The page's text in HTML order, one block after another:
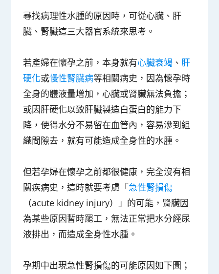
尋找病理性水腫的原因時，可從心臟、肝
臟、腎臟這三大器官系統來思考。
若產婦在懷孕之前，本身就有心臟衰竭 、 肝
硬化或慢性腎臟病等相關病史，因為懷孕時
全身的體液量增加，心臟或腎臟無法負擔；
或因肝硬化以致肝臟製造白蛋白的能力下
降，使得水分不易留在血管內，容易滲到組
織間隙去，就有可能造成全身性的水腫。
但若孕婦在懷孕之前都很健康，完全沒有相
關疾病史，這時就要考慮「急性腎損傷
（acute kidney injury）」的可能，腎臟因
為某些原因暫時罷工，無法正常把水分經尿
液排出，而造成全身性水腫。
孕期中出現急性腎損傷的可能原因如下圖；